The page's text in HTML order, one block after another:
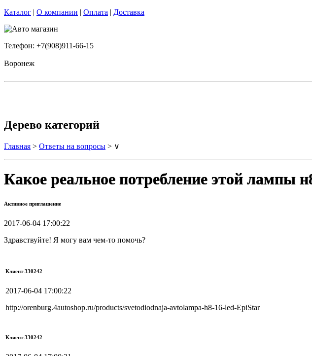
Каталог | О компании | Оплата | Доставка
Телефон: +7(908)911-66-15
Воронеж
Дерево категорий
Главная > Ответы на вопросы > ∨
Какое реальное потребление этой лампы
Активное приглашение
2017-06-04 17:00:22
Здравствуйте! Я могу вам чем-то помочь?
Клиент 330242
2017-06-04 17:00:22
http://orenburg.4autoshop.ru/products/svetodiodnaja-avtolampa-h8-16-led-EpiStar
Клиент 330242